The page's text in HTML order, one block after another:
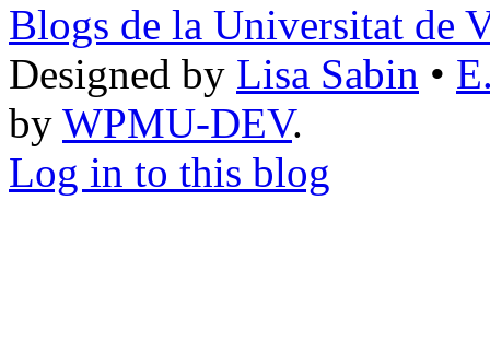
Blogs de la Universitat de
Designed by Lisa Sabin •
by WPMU-DEV.
Log in to this blog